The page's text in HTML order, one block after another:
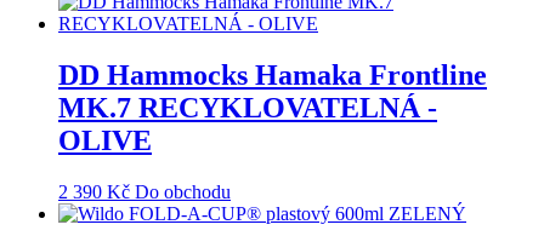
DD Hammocks Hamaka Frontline
MK.7 RECYKLOVATELNÁ -
OLIVE
2 390 Kč Do obchodu